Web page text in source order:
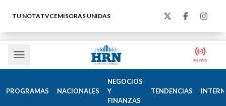
TU NOTATVCEMISORAS UNIDAS
PROGRAMAS NACIONALES
NEGOCIOS
Y
FINANZAS
TENDENCIAS